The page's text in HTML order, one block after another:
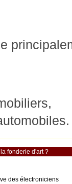
fonderie d'art ?
des électroniciens